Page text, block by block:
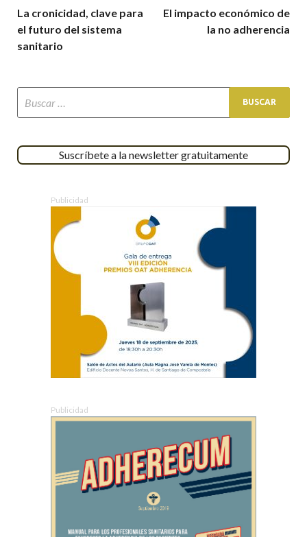
La cronicidad, clave para
el futuro del sistema
sanitario
El impacto económico de
la no adherencia
Suscríbete a la newsletter gratuitamente
Publicidad
Publicidad